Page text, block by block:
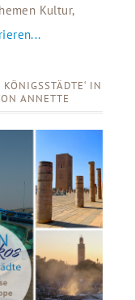
Kultur,
IN
ANNETTE